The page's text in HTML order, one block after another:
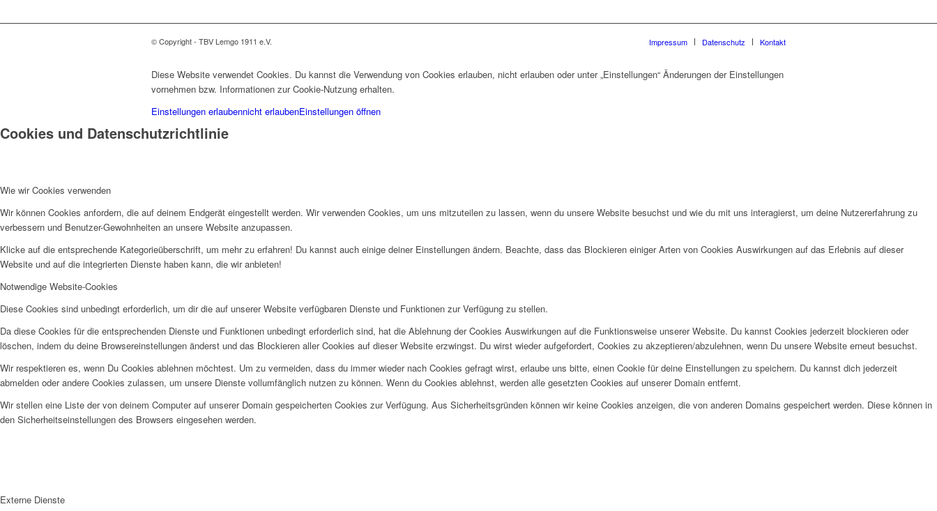
© Copyright - TBV Lemgo 1911 e.V. Impressum Datenschutz Kontakt
Diese Website verwendet Cookies. Du kannst die Verwendung von Cookies erlauben, nicht erlauben oder unter „Einstellungen“ Änderungen der Einstellungen
vornehmen bzw. Informationen zur Cookie-Nutzung erhalten.
Einstellungen erlaubennicht erlaubenEinstellungen öffnen
Cookies und Datenschutzrichtlinie
Wie wir Cookies verwenden
Wir können Cookies anfordern, die auf deinem Endgerät eingestellt werden. Wir verwenden Cookies, um uns mitzuteilen zu lassen, wenn du unsere Website besuchst und wie du mit uns interagierst, um deine Nutzererfahrung zu
verbessern und Benutzer-Gewohnheiten an unsere Website anzupassen.
Klicke auf die entsprechende Kategorieüberschrift, um mehr zu erfahren! Du kannst auch einige deiner Einstellungen ändern. Beachte, dass das Blockieren einiger Arten von Cookies Auswirkungen auf das Erlebnis auf dieser
Website und auf die integrierten Dienste haben kann, die wir anbieten!
Notwendige Website-Cookies
Diese Cookies sind unbedingt erforderlich, um dir die auf unserer Website verfügbaren Dienste und Funktionen zur Verfügung zu stellen.
Da diese Cookies für die entsprechenden Dienste und Funktionen unbedingt erforderlich sind, hat die Ablehnung der Cookies Auswirkungen auf die Funktionsweise unserer Website. Du kannst Cookies jederzeit blockieren oder
löschen, indem du deine Browsereinstellungen änderst und das Blockieren aller Cookies auf dieser Website erzwingst. Du wirst wieder aufgefordert, Cookies zu akzeptieren/abzulehnen, wenn Du unsere Website erneut besuchst.
Wir respektieren es, wenn Du Cookies ablehnen möchtest. Um zu vermeiden, dass du immer wieder nach Cookies gefragt wirst, erlaube uns bitte, einen Cookie für deine Einstellungen zu speichern. Du kannst dich jederzeit
abmelden oder andere Cookies zulassen, um unsere Dienste vollumfänglich nutzen zu können. Wenn du Cookies ablehnst, werden alle gesetzten Cookies auf unserer Domain entfernt.
Wir stellen eine Liste der von deinem Computer auf unserer Domain gespeicherten Cookies zur Verfügung. Aus Sicherheitsgründen können wir keine Cookies anzeigen, die von anderen Domains gespeichert werden. Diese können in
den Sicherheitseinstellungen des Browsers eingesehen werden.
Externe Dienste